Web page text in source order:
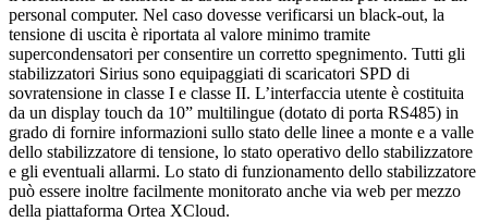
personal computer. Nel caso dovesse verificarsi un black-out, la
tensione di uscita è riportata al valore minimo tramite
supercondensatori per consentire un corretto spegnimento. Tutti gli
stabilizzatori Sirius sono equipaggiati di scaricatori SPD di
sovratensione in classe I e classe II. L’interfaccia utente è costituita
da un display touch da 10” multilingue (dotato di porta RS485) in
grado di fornire informazioni sullo stato delle linee a monte e a valle
dello stabilizzatore di tensione, lo stato operativo dello stabilizzatore
e gli eventuali allarmi. Lo stato di funzionamento dello stabilizzatore
può essere inoltre facilmente monitorato anche via web per mezzo
della piattaforma Ortea XCloud.